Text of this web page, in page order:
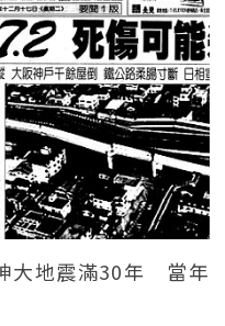
大地震滿30年 當年